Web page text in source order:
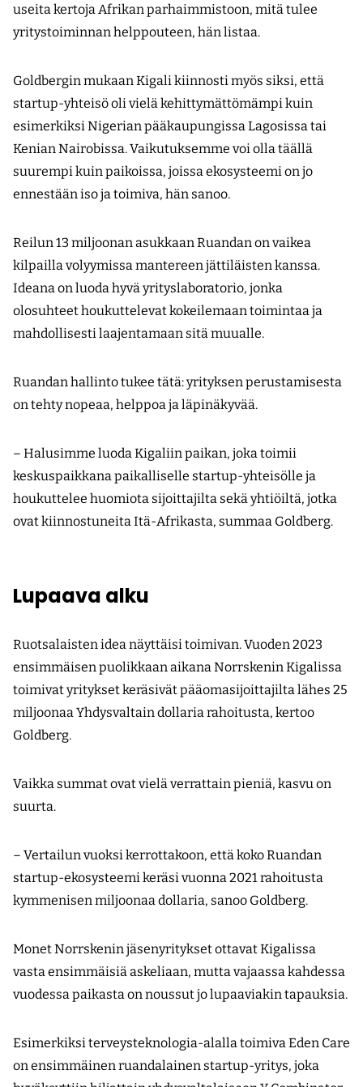
useita kertoja Afrikan parhaimmistoon, mitä tulee
yritystoiminnan helppouteen, hän listaa.
Goldbergin mukaan Kigali kiinnosti myös siksi, että
startup-yhteisö oli vielä kehittymättömämpi kuin
esimerkiksi Nigerian pääkaupungissa Lagosissa tai
Kenian Nairobissa. Vaikutuksemme voi olla täällä
suurempi kuin paikoissa, joissa ekosysteemi on jo
ennestään iso ja toimiva, hän sanoo.
Reilun 13 miljoonan asukkaan Ruandan on vaikea
kilpailla volyymissa mantereen jättiläisten kanssa.
Ideana on luoda hyvä yrityslaboratorio, jonka
olosuhteet houkuttelevat kokeilemaan toimintaa ja
mahdollisesti laajentamaan sitä muualle.
Ruandan hallinto tukee tätä: yrityksen perustamisesta
on tehty nopeaa, helppoa ja läpinäkyvää.
– Halusimme luoda Kigaliin paikan, joka toimii
keskuspaikkana paikalliselle startup-yhteisölle ja
houkuttelee huomiota sijoittajilta sekä yhtiöiltä, jotka
ovat kiinnostuneita Itä-Afrikasta, summaa Goldberg.
Lupaava alku
Ruotsalaisten idea näyttäisi toimivan. Vuoden 2023
ensimmäisen puolikkaan aikana Norrskenin Kigalissa
toimivat yritykset keräsivät pääomasijoittajilta lähes 25
miljoonaa Yhdysvaltain dollaria rahoitusta, kertoo
Goldberg.
Vaikka summat ovat vielä verrattain pieniä, kasvu on
suurta.
– Vertailun vuoksi kerrottakoon, että koko Ruandan
startup-ekosysteemi keräsi vuonna 2021 rahoitusta
kymmenisen miljoonaa dollaria, sanoo Goldberg.
Monet Norrskenin jäsenyritykset ottavat Kigalissa
vasta ensimmäisiä askeliaan, mutta vajaassa kahdessa
vuodessa paikasta on noussut jo lupaaviakin tapauksia.
Esimerkiksi terveysteknologia-alalla toimiva Eden Care
on ensimmäinen ruandalainen startup-yritys, joka